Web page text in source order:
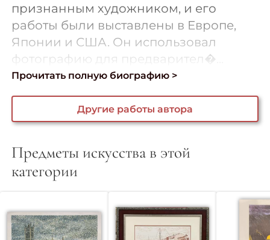
признанным художником, и его
работы были выставлены в Европе,
Японии и США. Он использовал
фотографию для предварител�...
Прочитать полную биографию >
Другие работы автора
Предметы искусства в этой
категории